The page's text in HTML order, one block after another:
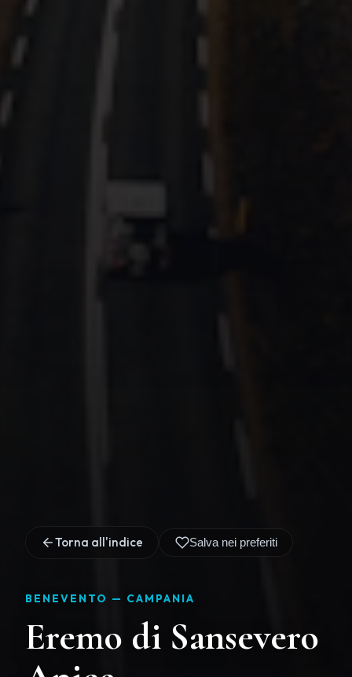
Torna all'indice Salva nei preferiti
BENEVENTO — CAMPANIA
Eremo di Sansevero